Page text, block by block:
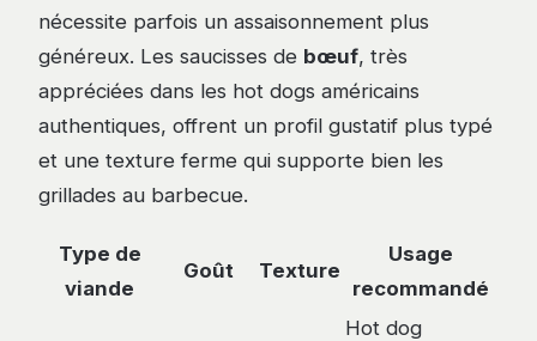
nécessite parfois un assaisonnement plus
généreux. Les saucisses de bœuf, très
appréciées dans les hot dogs américains
authentiques, offrent un profil gustatif plus typé
et une texture ferme qui supporte bien les
grillades au barbecue.
Type de
viande
Goût Texture
Usage
recommandé
Hot dog